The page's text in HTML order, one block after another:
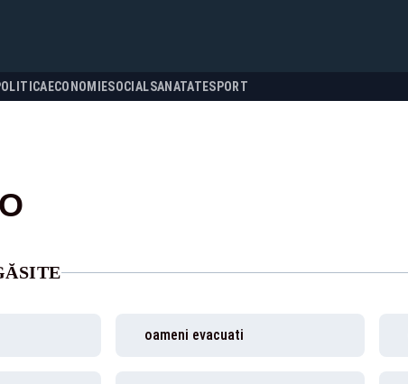
ECONOMIESOCIALSANATATESPORT
oameni evacuati